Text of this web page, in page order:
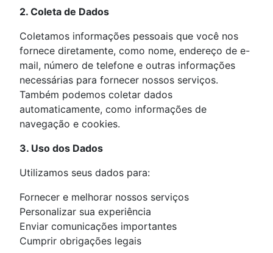
2. Coleta de Dados
Coletamos informações pessoais que você nos
fornece diretamente, como nome, endereço de e-
mail, número de telefone e outras informações
necessárias para fornecer nossos serviços.
Também podemos coletar dados
automaticamente, como informações de
navegação e cookies.
3. Uso dos Dados
Utilizamos seus dados para:
Fornecer e melhorar nossos serviços
Personalizar sua experiência
Enviar comunicações importantes
Cumprir obrigações legais